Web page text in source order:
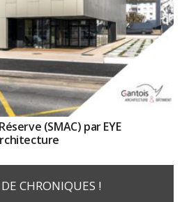
(SMAC) par EYE
CHRONIQUES !